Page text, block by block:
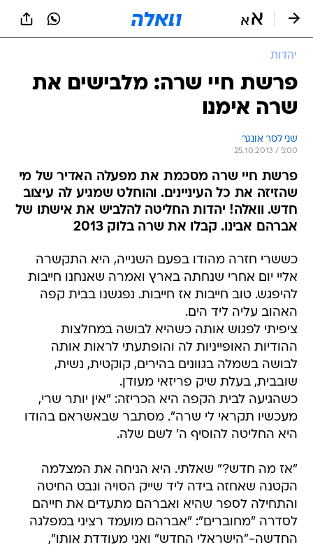
יהדות
פרשת חיי שרה: מלבישים את
שרה אימנו
שני לסר אונגר
25.10.2013 / 5:00
פרשת חיי שרה מסכמת את מפעלה האדיר של מי
שהזיזה את כל העיניינים. והוחלט שמגיע לה עיצוב
חדש. וואלה! יהדות החליטה להלביש את אישתו של
אברהם אבינו. קבלו את שרה בלוק 2013
כששרי חזרה מהודו בפעם השנייה, היא התקשרה
אליי יום אחרי שנחתה בארץ ואמרה שאנחנו חייבות
להיפגש. טוב חייבות אז חייבות. נפגשנו בבית קפה
האהוב עליה ליד הים.
ציפיתי לפגוש אותה כשהיא לבושה במחלצות
ההודיות האופייניות לה והופתעתי לראות אותה
לבושה בשמלה בגוונים בהירים, קוקטית, נשית,
שובבית, בעלת שיק פריזאי מעודן.
כשהגיעה לבית הקפה היא הכריזה: "אין יותר שרי,
מעכשיו תקראי לי שרה". מסתבר שבאשראם בהודו
היא החליטה להוסיף ה' לשם שלה.
"אז מה חדש?" שאלתי. היא הניחה את המצלמה
הקטנה שאחזה בידה ליד שייק הסויה ונבט החיטה
והתחילה לספר שהיא ואברהם מתעדים את חייהם
לסדרה "מחוברים": "אברהם מועמד רציני במפלגה
החדשה-"הישראלי החדש" ואני מעודדת אותו",